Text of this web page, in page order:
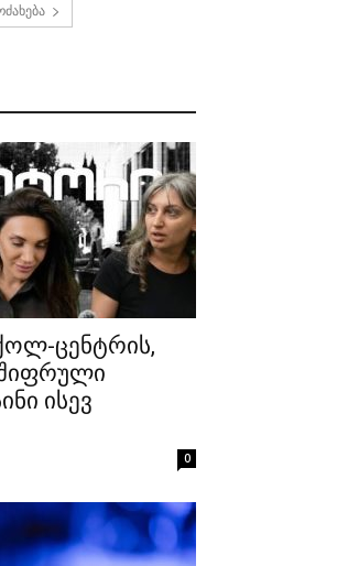
ცენტრის,
ისევ
0